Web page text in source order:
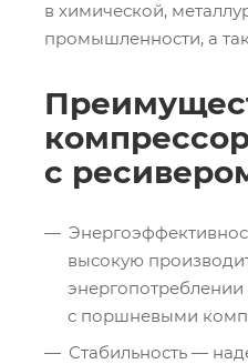
в химической,
промышленности, а
с
высокую
с поршневыми
Стабильность —